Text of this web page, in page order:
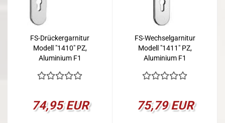
FS-Drückergarnitur
Modell "1410" PZ,
Aluminium F1
74,95 EUR
FS-Wechselgarnitur
Modell "1411" PZ,
Aluminium F1
75,79 EUR